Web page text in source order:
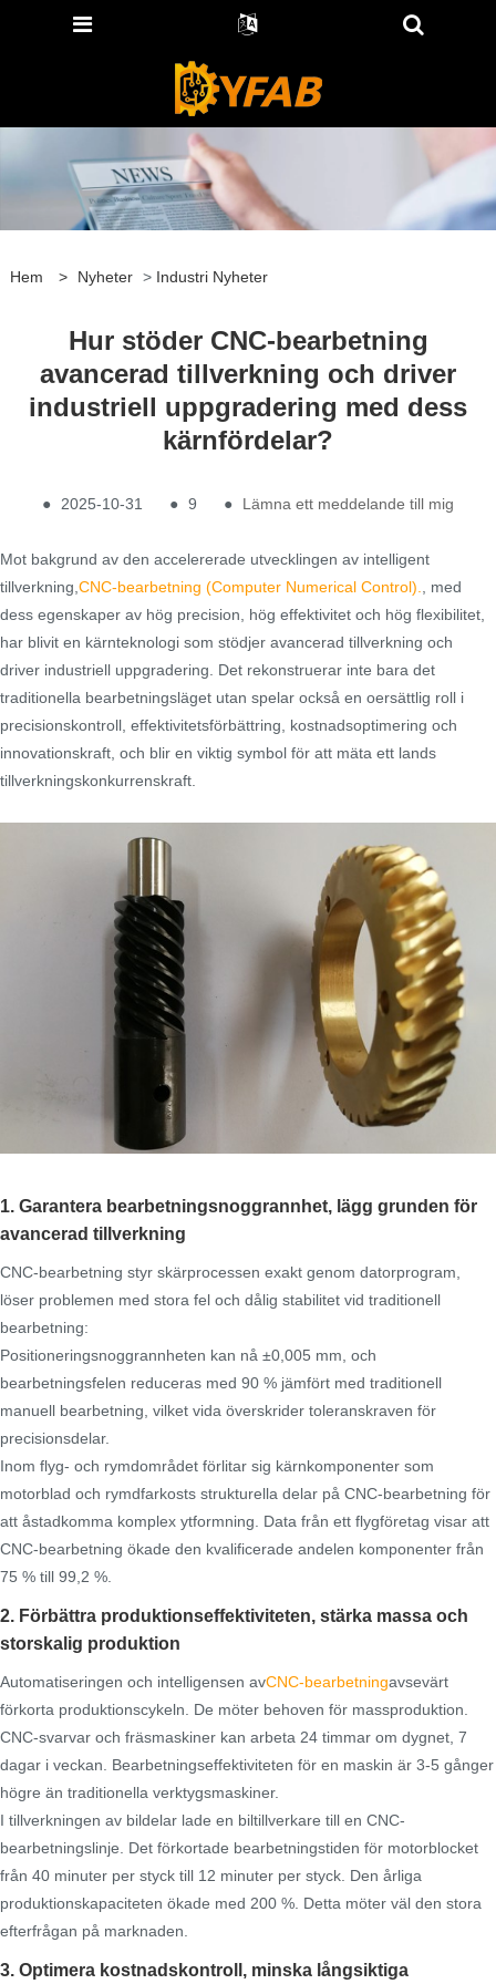
Hem > Nyheter > Industri Nyheter
Hur stöder CNC-bearbetning
avancerad tillverkning och driver
industriell uppgradering med dess
kärnfördelar?
● 2025-10-31 ● 9 ● Lämna ett meddelande till mig
Mot bakgrund av den accelererade utvecklingen av intelligent
tillverkning,CNC-bearbetning (Computer Numerical Control)., med
dess egenskaper av hög precision, hög effektivitet och hög flexibilitet,
har blivit en kärnteknologi som stödjer avancerad tillverkning och
driver industriell uppgradering. Det rekonstruerar inte bara det
traditionella bearbetningsläget utan spelar också en oersättlig roll i
precisionskontroll, effektivitetsförbättring, kostnadsoptimering och
innovationskraft, och blir en viktig symbol för att mäta ett lands
tillverkningskonkurrenskraft.
1. Garantera bearbetningsnoggrannhet, lägg grunden för
avancerad tillverkning
CNC-bearbetning styr skärprocessen exakt genom datorprogram,
löser problemen med stora fel och dålig stabilitet vid traditionell
bearbetning:
Positioneringsnoggrannheten kan nå ±0,005 mm, och
bearbetningsfelen reduceras med 90 % jämfört med traditionell
manuell bearbetning, vilket vida överskrider toleranskraven för
precisionsdelar.
Inom flyg- och rymdområdet förlitar sig kärnkomponenter som
motorblad och rymdfarkosts strukturella delar på CNC-bearbetning för
att åstadkomma komplex ytformning. Data från ett flygföretag visar att
CNC-bearbetning ökade den kvalificerade andelen komponenter från
75 % till 99,2 %.
2. Förbättra produktionseffektiviteten, stärka massa och
storskalig produktion
Automatiseringen och intelligensen avCNC-bearbetningavsevärt
förkorta produktionscykeln. De möter behoven för massproduktion.
CNC-svarvar och fräsmaskiner kan arbeta 24 timmar om dygnet, 7
dagar i veckan. Bearbetningseffektiviteten för en maskin är 3-5 gånger
högre än traditionella verktygsmaskiner.
I tillverkningen av bildelar lade en biltillverkare till en CNC-
bearbetningslinje. Det förkortade bearbetningstiden för motorblocket
från 40 minuter per styck till 12 minuter per styck. Den årliga
produktionskapaciteten ökade med 200 %. Detta möter väl den stora
efterfrågan på marknaden.
3. Optimera kostnadskontroll, minska långsiktiga